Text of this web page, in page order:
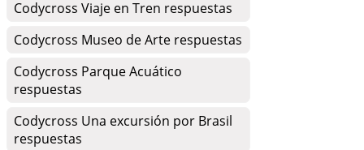
Codycross Viaje en Tren respuestas
Codycross Museo de Arte respuestas
Codycross Parque Acuático
respuestas
Codycross Una excursión por Brasil
respuestas